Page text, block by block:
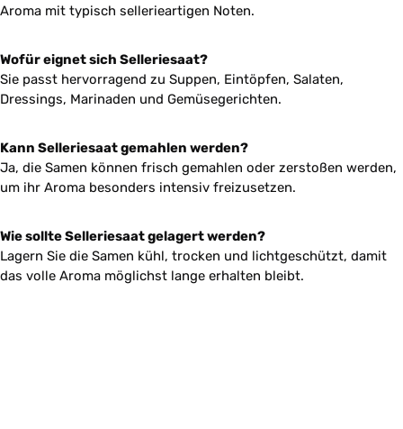
Aroma mit typisch sellerieartigen Noten.
Wofür eignet sich Selleriesaat?
Sie passt hervorragend zu Suppen, Eintöpfen, Salaten,
Dressings, Marinaden und Gemüsegerichten.
Kann Selleriesaat gemahlen werden?
Ja, die Samen können frisch gemahlen oder zerstoßen werden,
um ihr Aroma besonders intensiv freizusetzen.
Wie sollte Selleriesaat gelagert werden?
Lagern Sie die Samen kühl, trocken und lichtgeschützt, damit
das volle Aroma möglichst lange erhalten bleibt.